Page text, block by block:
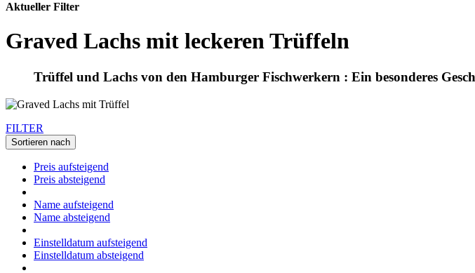
Aktueller Filter
Graved Lachs mit leckeren Trüffeln
Trüffel und Lachs von den Hamburger Fischwerkern : Ein besonderes
FILTER
Sortieren nach
Preis aufsteigend
Preis absteigend
Name aufsteigend
Name absteigend
Einstelldatum aufsteigend
Einstelldatum absteigend